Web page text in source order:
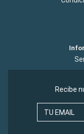
Recibe
TU EMAIL